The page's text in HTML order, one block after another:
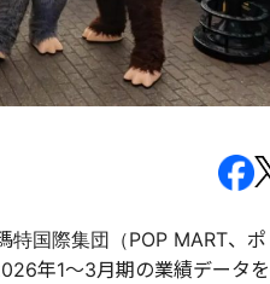
特国際集団（POP MART、ポ
年1～3月期の業績データを